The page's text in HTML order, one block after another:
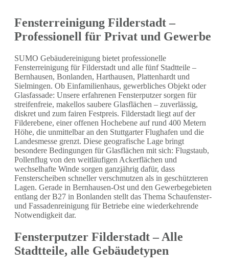
Fensterreinigung Filderstadt –
Professionell für Privat und Gewerbe
SUMO Gebäudereinigung bietet professionelle
Fensterreinigung für Filderstadt und alle fünf Stadtteile –
Bernhausen, Bonlanden, Harthausen, Plattenhardt und
Sielmingen. Ob Einfamilienhaus, gewerbliches Objekt oder
Glasfassade: Unsere erfahrenen Fensterputzer sorgen für
streifenfreie, makellos saubere Glasflächen – zuverlässig,
diskret und zum fairen Festpreis. Filderstadt liegt auf der
Filderebene, einer offenen Hochebene auf rund 400 Metern
Höhe, die unmittelbar an den Stuttgarter Flughafen und die
Landesmesse grenzt. Diese geografische Lage bringt
besondere Bedingungen für Glasflächen mit sich: Flugstaub,
Pollenflug von den weitläufigen Ackerflächen und
wechselhafte Winde sorgen ganzjährig dafür, dass
Fensterscheiben schneller verschmutzen als in geschützteren
Lagen. Gerade in Bernhausen-Ost und den Gewerbegebieten
entlang der B27 in Bonlanden stellt das Thema Schaufenster-
und Fassadenreinigung für Betriebe eine wiederkehrende
Notwendigkeit dar.
Fensterputzer Filderstadt – Alle
Stadtteile, alle Gebäudetypen